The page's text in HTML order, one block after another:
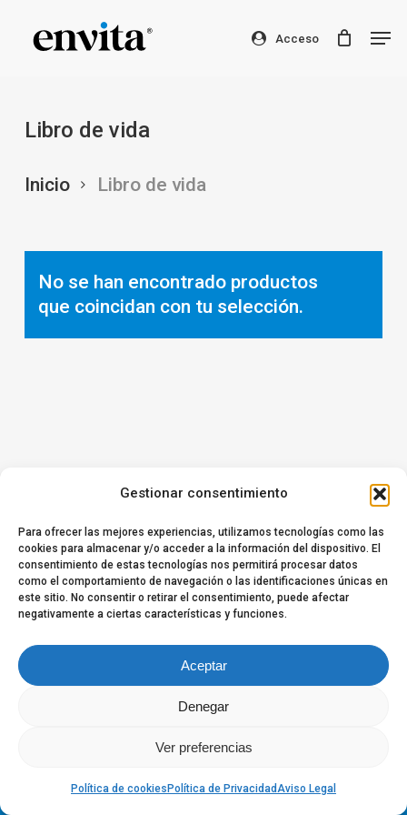
Gestionar consentimiento
Para ofrecer las mejores experiencias, utilizamos tecnologías como las
cookies para almacenar y/o acceder a la información del dispositivo. El
consentimiento de estas tecnologías nos permitirá procesar datos
como el comportamiento de navegación o las identificaciones únicas en
este sitio. No consentir o retirar el consentimiento, puede afectar
negativamente a ciertas características y funciones.
Aceptar
Denegar
Ver preferencias
Política de cookies Política de PrivacidadAviso Legal
Acceso
Libro de vida
Inicio Libro de vida
No se han encontrado productos
que coincidan con tu selección.
© 2026 Envita® Human Centred Care.
facebooklinkedinyoutubeinstagram